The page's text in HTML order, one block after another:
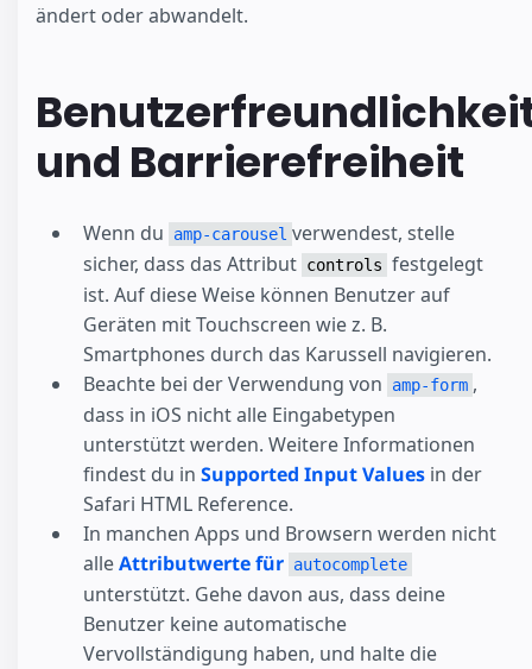
ändert oder abwandelt.
und Barrierefreiheit
Wenn du amp-carousel verwendest, stelle
sicher, dass das Attribut controls festgelegt
ist. Auf diese Weise können Benutzer auf
Geräten mit Touchscreen wie z. B.
Smartphones durch das Karussell navigieren.
Beachte bei der Verwendung von
amp-form ,
dass in iOS nicht alle Eingabetypen
unterstützt werden. Weitere Informationen
findest du in Supported Input Values in der
Safari HTML Reference.
In manchen Apps und Browsern werden nicht
alleAttributwerte für autocomplete
unterstützt. Gehe davon aus, dass deine
Benutzer keine automatische
Vervollständigung haben, und halte die